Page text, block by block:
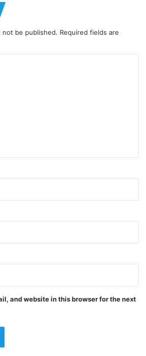
not be published. Required fields are
and website in this browser for the next